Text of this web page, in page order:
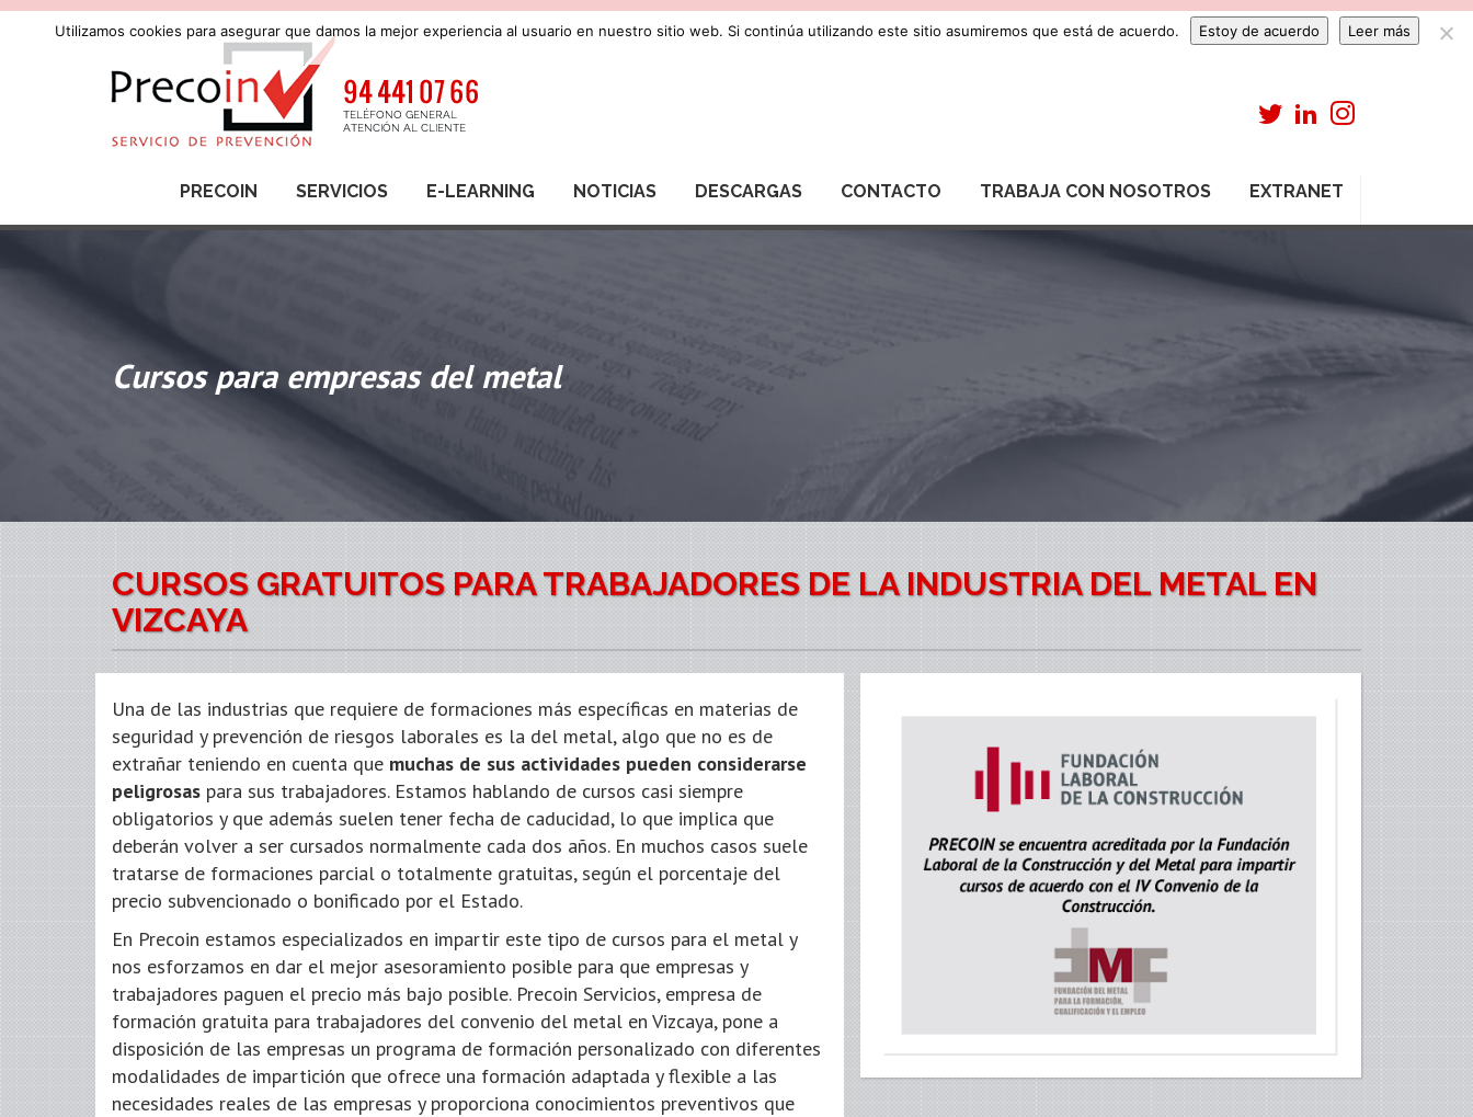
PRECOIN SERVICIOS E-LEARNING NOTICIAS DESCARGAS CONTACTO TRABAJA CON NOSOTROS EXTRANET
Cursos para empresas del metal
CURSOS GRATUITOS PARA TRABAJADORES DE LA INDUSTRIA DEL METAL EN
VIZCAYA
Una de las industrias que requiere de formaciones más específicas en materias de
seguridad y prevención de riesgos laborales es la del metal, algo que no es de
extrañar teniendo en cuenta que muchas de sus actividades pueden considerarse
peligrosas para sus trabajadores. Estamos hablando de cursos casi siempre
obligatorios y que además suelen tener fecha de caducidad, lo que implica que
deberán volver a ser cursados normalmente cada dos años. En muchos casos suele
tratarse de formaciones parcial o totalmente gratuitas, según el porcentaje del
precio subvencionado o bonificado por el Estado.
En Precoin estamos especializados en impartir este tipo de cursos para el metal y
nos esforzamos en dar el mejor asesoramiento posible para que empresas y
trabajadores paguen el precio más bajo posible. Precoin Servicios, empresa de
formación gratuita para trabajadores del convenio del metal en Vizcaya, pone a
disposición de las empresas un programa de formación personalizado con diferentes
modalidades de impartición que ofrece una formación adaptada y flexible a las
necesidades reales de las empresas y proporciona conocimientos preventivos que
Utilizamos cookies para asegurar que damos la mejor experiencia al usuario en nuestro sitio web. Si continúa utilizando este sitio asumiremos que está de acuerdo. Estoy de acuerdo Leer más